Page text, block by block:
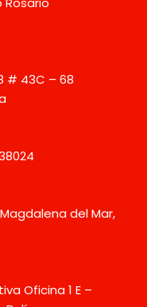
# 43C – 68
del Mar,
Oficina 1 E –